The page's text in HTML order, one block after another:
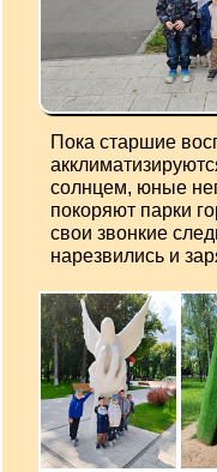
Пока старшие
солнцем, юные
покоряют парки
свои звонкие
нарезвились и